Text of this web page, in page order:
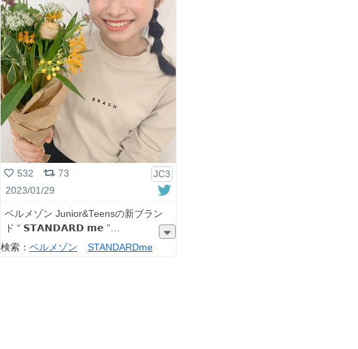
532 73
JC3
2023/01/29
ベルメゾン Junior&Teensの新ブラン
ド “ 𝗦𝗧𝗔𝗡𝗗𝗔𝗥𝗗 𝗺𝗲 ”
検索： ベルメゾン STANDARDme